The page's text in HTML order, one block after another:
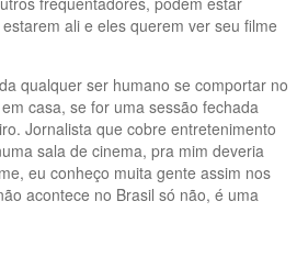
ali e eles querem ver seu filme
qualquer ser humano se comportar no
casa, se for uma sessão fechada
Jornalista que cobre entretenimento
sala de cinema, pra mim deveria
eu conheço muita gente assim nos
acontece no Brasil só não, é uma